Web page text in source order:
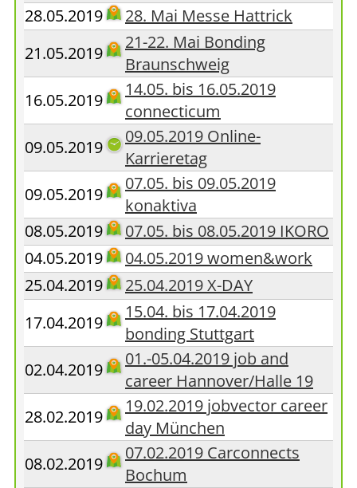
28.05.2019
28. Mai Messe Hattrick
21.05.2019
21-22. Mai Bonding
Braunschweig
16.05.2019
14.05. bis 16.05.2019
connecticum
09.05.2019
09.05.2019 Online-
Karrieretag
09.05.2019
07.05. bis 09.05.2019
konaktiva
08.05.2019
07.05. bis 08.05.2019 IKORO
04.05.2019
04.05.2019 women&work
25.04.2019
25.04.2019 X-DAY
17.04.2019
15.04. bis 17.04.2019
bonding Stuttgart
02.04.2019
01.-05.04.2019 job and
career Hannover/Halle 19
28.02.2019
19.02.2019 jobvector career
day München
08.02.2019
07.02.2019 Carconnects
Bochum